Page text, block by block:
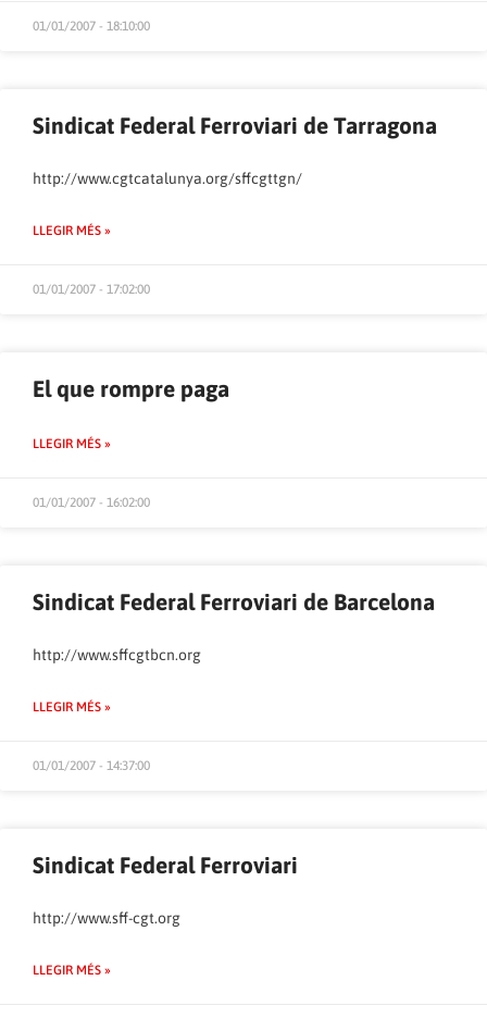
01/01/2007 - 18:10:00
Sindicat Federal Ferroviari de Tarragona
http://www.cgtcatalunya.org/sffcgttgn/
LLEGIR MÉS »
01/01/2007 - 17:02:00
El que rompre paga
LLEGIR MÉS »
01/01/2007 - 16:02:00
Sindicat Federal Ferroviari de Barcelona
http://www.sffcgtbcn.org
LLEGIR MÉS »
01/01/2007 - 14:37:00
Sindicat Federal Ferroviari
http://www.sff-cgt.org
LLEGIR MÉS »